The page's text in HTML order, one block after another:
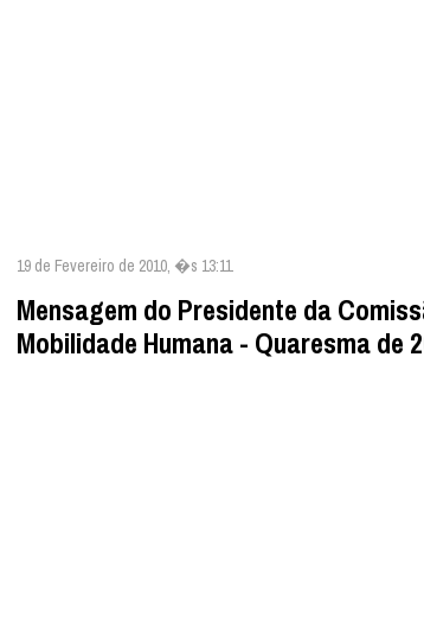
19 de Fevereiro de 2010, �s 13:11
Mensagem do Presidente da
Mobilidade Humana - Quaresma de